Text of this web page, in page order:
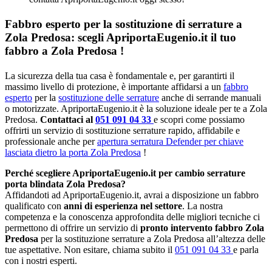
Fabbro esperto per la sostituzione di serrature a
Zola Predosa: scegli ApriportaEugenio.it il tuo
fabbro a Zola Predosa !
La sicurezza della tua casa è fondamentale e, per garantirti il
massimo livello di protezione, è importante affidarsi a un fabbro
esperto per la sostituzione delle serrature anche di serrande manuali
o motorizzate. ApriportaEugenio.it è la soluzione ideale per te a Zola
Predosa. Contattaci al 051 091 04 33 e scopri come possiamo
offrirti un servizio di sostituzione serrature rapido, affidabile e
professionale anche perapertura serratura Defender per chiave
lasciata dietro la porta Zola Predosa !
Perché scegliere ApriportaEugenio.it per cambio serrature
porta blindata Zola Predosa?
Affidandoti ad ApriportaEugenio.it, avrai a disposizione un fabbro
qualificato con anni di esperienza nel settore. La nostra
competenza e la conoscenza approfondita delle migliori tecniche ci
permettono di offrire un servizio di pronto intervento fabbro Zola
Predosa per la sostituzione serrature a Zola Predosa all’altezza delle
tue aspettative. Non esitare, chiama subito il 051 091 04 33 e parla
con i nostri esperti.